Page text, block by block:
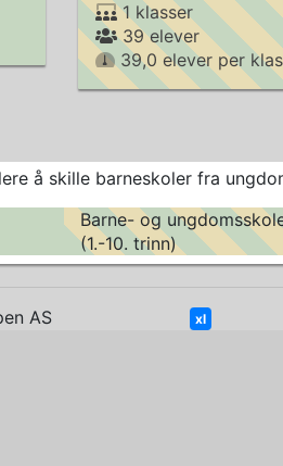
1 klasser
39 elever
39,0 elever per
å skille barneskoler fra
Barne- og
(1.-10. trinn)
AS xl